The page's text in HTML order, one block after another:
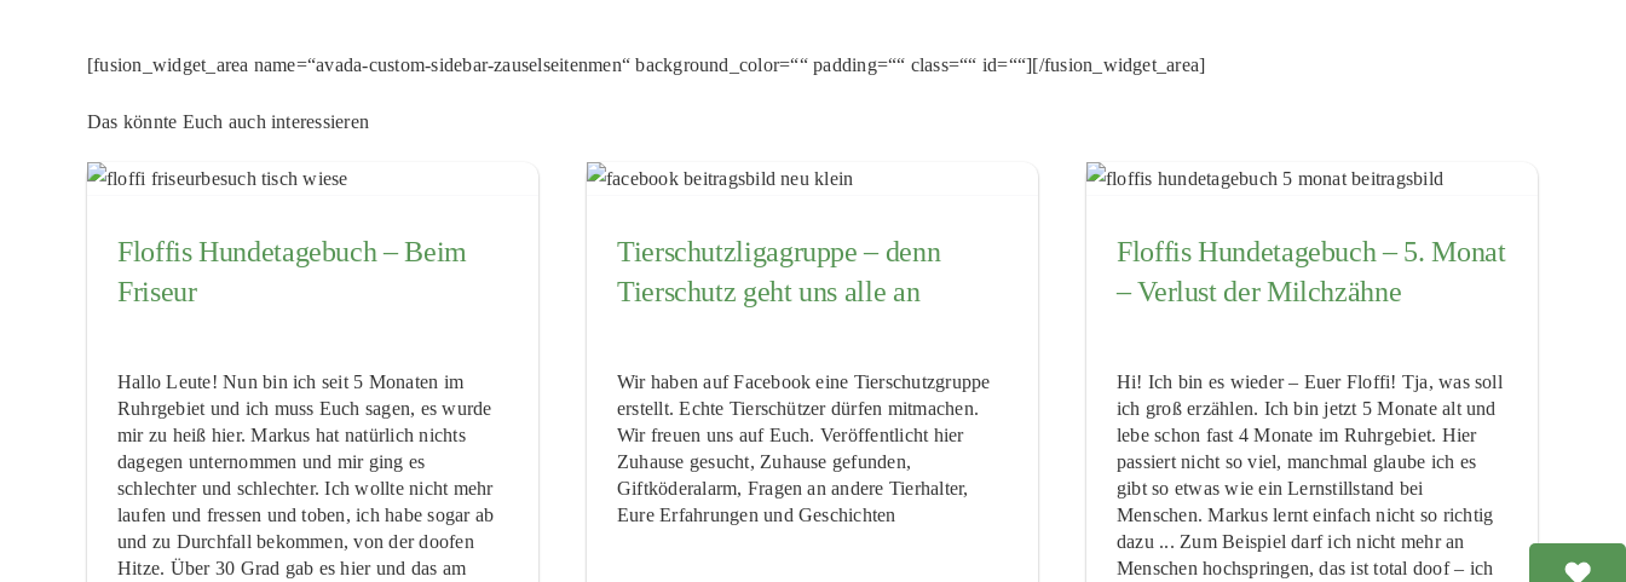
[fusion_widget_area name=“avada-custom-sidebar-zauselseitenmen“ background_color=““ padding=““ class=““ id=““][/fusion_widget_area]
Das könnte Euch auch interessieren
Floffis Hundetagebuch – Beim
Friseur
Hallo Leute! Nun bin ich seit 5 Monaten im
Ruhrgebiet und ich muss Euch sagen, es wurde
mir zu heiß hier. Markus hat natürlich nichts
dagegen unternommen und mir ging es
schlechter und schlechter. Ich wollte nicht mehr
laufen und fressen und toben, ich habe sogar ab
und zu Durchfall bekommen, von der doofen
Hitze. Über 30 Grad gab es hier und das am
Tierschutzligagruppe – denn
Tierschutz geht uns alle an
Wir haben auf Facebook eine Tierschutzgruppe
erstellt. Echte Tierschützer dürfen mitmachen.
Wir freuen uns auf Euch. Veröffentlicht hier
Zuhause gesucht, Zuhause gefunden,
Giftköderalarm, Fragen an andere Tierhalter,
Eure Erfahrungen und Geschichten
Floffis Hundetagebuch – 5. Monat
– Verlust der Milchzähne
Hi! Ich bin es wieder – Euer Floffi! Tja, was soll
ich groß erzählen. Ich bin jetzt 5 Monate alt und
lebe schon fast 4 Monate im Ruhrgebiet. Hier
passiert nicht so viel, manchmal glaube ich es
gibt so etwas wie ein Lernstillstand bei
Menschen. Markus lernt einfach nicht so richtig
dazu ... Zum Beispiel darf ich nicht mehr an
Menschen hochspringen, das ist total doof – ich